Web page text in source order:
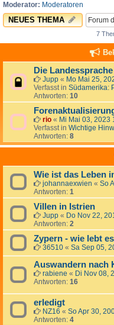
Moderator: Moderatoren
NEUES THEMA
7
Die
Jupp « Mo Mai 25,
Verfasst in Südamerika:
Antworten: 10
rio « Mi Mai 03, 2023
Verfasst in Wichtige
Antworten: 8
Wie ist das Leben
johannaexwien « So
Antworten: 1
Villen in Istrien
Jupp « Do Nov 22,
Antworten: 2
Zypern - wie lebt
36510 « Sa Sep 05,
Auswandern nach
rabiene « Di Nov 08,
Antworten: 16
erledigt
NZ16 « So Apr 30,
Antworten: 4